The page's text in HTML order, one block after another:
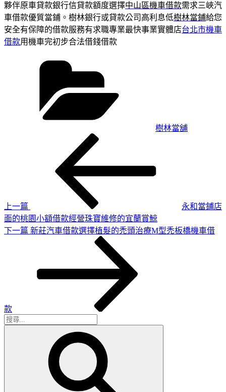
夥伴原車貸款銀行信貸款額度選擇中山區機車借款需求三峽汽
車借款優質當鋪。樹林銀行或貸款公司高利息低樹林當鋪給您
安全有保障的借款服務有求職專業最快事業實體店台北市機車
借款用機車完初步合法借錢借款
樹林當舖
上一篇
永和當鋪店
面的桃園小額借款經營珠寶維修的宜蘭賞鯨
下
下一篇 新莊汽車借款選擇植髮的禿頭治療M型禿板橋機車借
款
搜